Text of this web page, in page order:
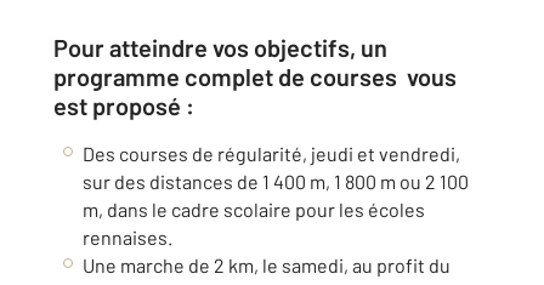
Pour atteindre vos objectifs, un
programme complet de courses vous
est proposé :
Des courses de régularité, jeudi et vendredi,
sur des distances de 1 400 m, 1 800 m ou 2 100
m, dans le cadre scolaire pour les écoles
rennaises.
Une marche de 2 km, le samedi, au profit du